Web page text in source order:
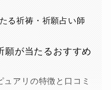
る祈祷・祈願占い師
願が当たるおすすめ
ュアリの特徴と口コミ